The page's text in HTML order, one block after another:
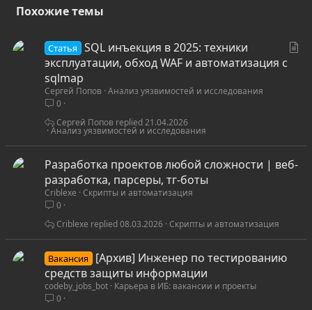
Похожие темы
Статья
SQL инъекция в 2025: техники
эксплуатации, обход WAF и автоматизация с
sqlmap
Сергей Попов Анализ уязвимостей и исследования
0
Анализ уязвимостей и исследования
21.04.2026
Сергей Попов
Разработка проектов любой сложности | веб-
разработка, парсеры, тг-боты
Criblexe
Скрипты и автоматизация
0
Скрипты и автоматизация
08.03.2026
Criblexe
Вакансия
[Архив] Инженер по тестированию
средств защиты информации
codeby_jobs_bot Карьера в ИБ: вакансии и проекты
0